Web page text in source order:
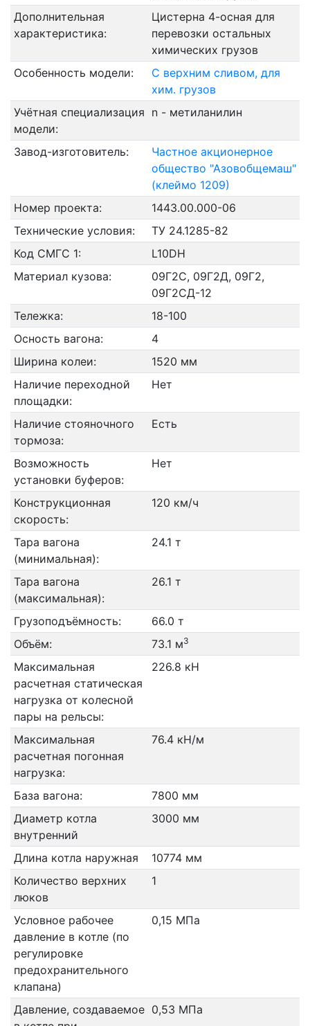
Дополнительная
характеристика:
Цистерна 4-осная для
перевозки остальных
химических грузов
Особенность модели:
С верхним сливом, для
хим. грузов
Учётная специализация
модели:
n - метиланилин
Завод-изготовитель:
Частное акционерное
общество "Азовобщемаш"
(клеймо 1209)
Номер проекта:
1443.00.000-06
Технические условия:
ТУ 24.1285-82
Код СМГС 1:
L10DH
Материал кузова:
09Г2С, 09Г2Д, 09Г2,
09Г2СД-12
Тележка:
18-100
Осность вагона:
4
Ширина колеи:
1520 мм
Наличие переходной
площадки:
Нет
Наличие стояночного
тормоза:
Есть
Возможность
установки буферов:
Нет
Конструкционная
скорость:
120 км/ч
Тара вагона
(минимальная):
24.1 т
Тара вагона
(максимальная):
26.1 т
Грузоподъёмность:
66.0 т
Объём:
73.1 м3
Максимальная
расчетная статическая
нагрузка от колесной
пары на рельсы:
226.8 кН
Максимальная
расчетная погонная
нагрузка:
76.4 кН/м
База вагона:
7800 мм
Диаметр котла
внутренний
3000 мм
Длина котла наружная
10774 мм
Количество верхних
люков
1
Условное рабочее
давление в котле (по
регулировке
предохранительного
клапана)
0,15 МПа
Давление, создаваемое 0,53 МПа